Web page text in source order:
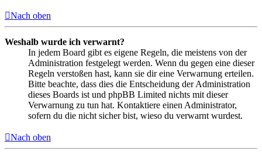
Nach oben
Weshalb wurde ich verwarnt?
In jedem Board gibt es eigene Regeln, die meistens von der
Administration festgelegt werden. Wenn du gegen eine dieser
Regeln verstoßen hast, kann sie dir eine Verwarnung erteilen.
Bitte beachte, dass dies die Entscheidung der Administration
dieses Boards ist und phpBB Limited nichts mit dieser
Verwarnung zu tun hat. Kontaktiere einen Administrator,
sofern du die nicht sicher bist, wieso du verwarnt wurdest.
Nach oben